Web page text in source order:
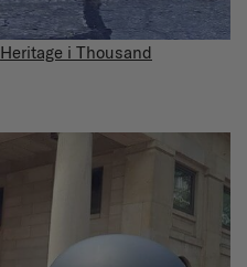
Heritage i Thousand